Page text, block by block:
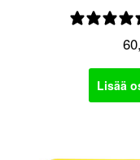
Lisää